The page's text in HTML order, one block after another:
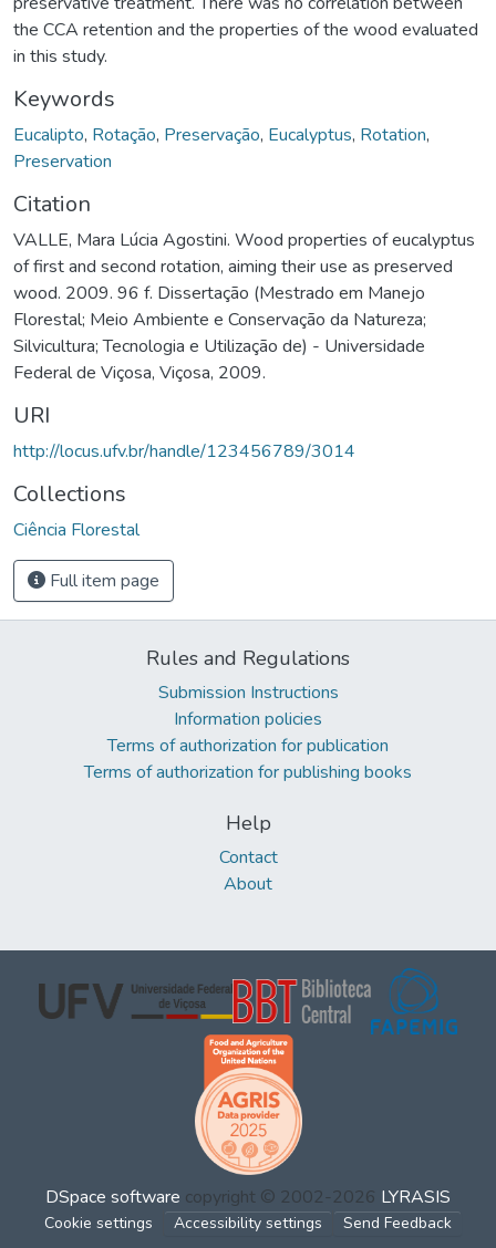
the CCA retention and the properties of the wood evaluated
in this study.
Keywords
Eucalipto, Rotação, Preservação, Eucalyptus, Rotation,
Preservation
Citation
VALLE, Mara Lúcia Agostini. Wood properties of eucalyptus
of first and second rotation, aiming their use as preserved
wood. 2009. 96 f. Dissertação (Mestrado em Manejo
Florestal; Meio Ambiente e Conservação da Natureza;
Silvicultura; Tecnologia e Utilização de) - Universidade
Federal de Viçosa, Viçosa, 2009.
URI
http://locus.ufv.br/handle/123456789/3014
Collections
Ciência Florestal
Full item page
Rules and Regulations
Submission Instructions
Information policies
Terms of authorization for publication
Terms of authorization for publishing books
Help
Contact
About
DSpace software copyright © 2002-2026 LYRASIS
Cookie settings Accessibility settings Send Feedback